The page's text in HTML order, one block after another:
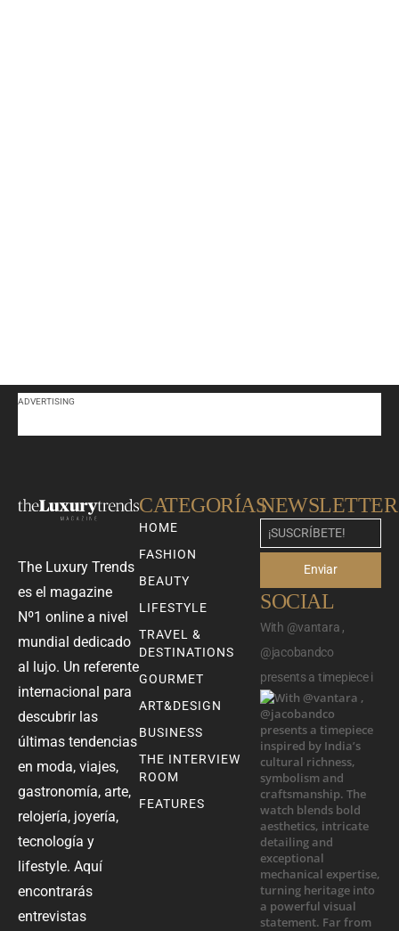
ADVERTISING
The Luxury Trends
es el magazine
Nº1 online a nivel
mundial dedicado
al lujo. Un referente
internacional para
descubrir las
últimas tendencias
en moda, viajes,
gastronomía, arte,
relojería, joyería,
tecnología y
lifestyle. Aquí
encontrarás
entrevistas
CATEGORÍAS
HOME
FASHION
BEAUTY
LIFESTYLE
TRAVEL &
DESTINATIONS
GOURMET
ART&DESIGN
BUSINESS
THE INTERVIEW
ROOM
FEATURES
NEWSLETTER
Enviar
SOCIAL
With @vantara ,
@jacobandco
presents a timepiece i